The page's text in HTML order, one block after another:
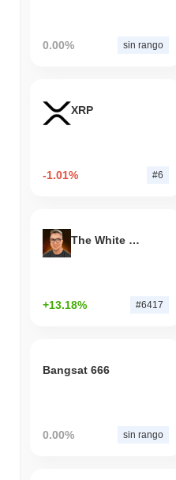
0.00% sin rango
XRP
-1.01% #6
The White Bull
+13.18% #6417
Bangsat 666
0.00% sin rango